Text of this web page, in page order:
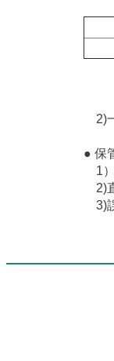
2)
● 保
1）
2)
3)